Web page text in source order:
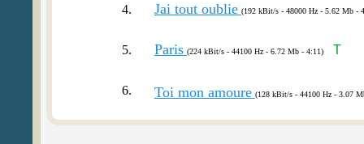
4. Jai tout oublie (192 kBit/s - 48000 Hz - 5.62 Mb -
5. Paris (224 kBit/s - 44100 Hz - 6.72 Mb - 4:11) T
6. Toi mon amoure (128 kBit/s - 44100 Hz - 3.07